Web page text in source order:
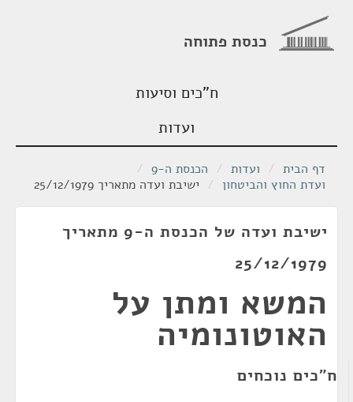
כנסת פתוחה
ח"כים וסיעות
ועדות
דף הבית / ועדות / הכנסת ה-9
/
ועדת החוץ והביטחון / ישיבת ועדה מתאריך 25/12/1979
ישיבת ועדה של הכנסת ה-9 מתאריך
25/12/1979
המשא ומתן על
האוטונומיה
ח"כים נוכחים